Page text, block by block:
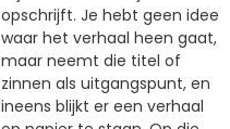
opschrijft. Je hebt geen idee
waar het verhaal heen gaat,
maar neemt die titel of
zinnen als uitgangspunt, en
ineens blijkt er een verhaal